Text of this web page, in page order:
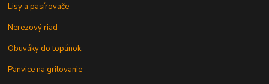
Lisy a pasírovače
Nerezový riad
Obuváky do topánok
Panvice na grilovanie